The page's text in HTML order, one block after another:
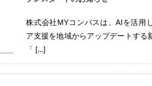
株式会社MYコンパスは、AIを活用
ア支援を地域からアップデートする
「 [...]